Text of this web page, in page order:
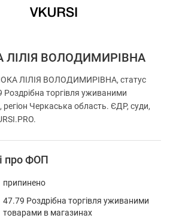
ЛІЛІЯ ВОЛОДИМИРІВНА
ЛІЛІЯ ВОЛОДИМИРІВНА, статус
торгівля уживаними
Черкаська область. ЄДР, суди,
про ФОП
припинено
47.79 Роздрібна торгівля уживаними
товарами в магазинах